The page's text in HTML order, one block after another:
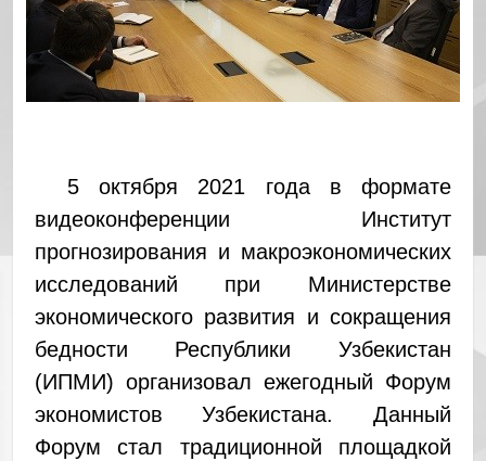
5 октября 2021 года в формате
видеоконференции Институт
прогнозирования и макроэкономических
исследований при Министерстве
экономического развития и сокращения
бедности Республики Узбекистан
(ИПМИ) организовал ежегодный Форум
экономистов Узбекистана. Данный
Форум стал традиционной площадкой